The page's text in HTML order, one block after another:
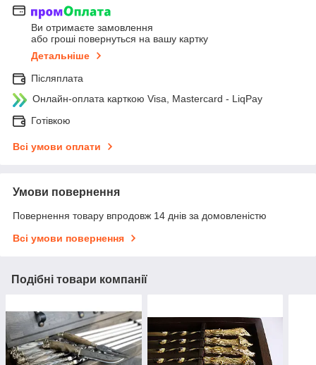
Ви отримаєте замовлення
або гроші повернуться на вашу картку
Детальніше
Післяплата
Онлайн-оплата карткою Visa, Mastercard - LiqPay
Готівкою
Всі умови оплати
Умови повернення
Повернення товару впродовж 14 днів за домовленістю
Всі умови повернення
Подібні товари компанії